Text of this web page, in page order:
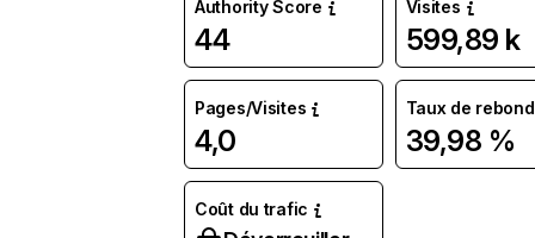
Authority Score
44
Visites
599,89 k
Pages/Visites
4,0
Taux de rebond
39,98 %
Coût du trafic